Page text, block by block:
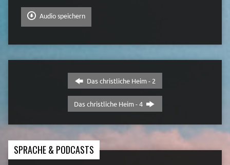
Audio speichern
Das christliche Heim - 2
Das christliche Heim - 4
SPRACHE & PODCASTS